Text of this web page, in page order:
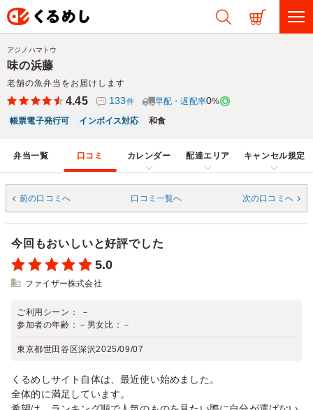
味の浜藤
老舗の魚弁当をお届けします
アジノハマトウ
4.45 133件 早配・遅配率0%
帳票電子発行可
インボイス対応 和食
弁当一覧 口コミ カレンダー 配達エリア キャンセル規定
前の口コミへ 口コミ一覧へ 次の口コミへ
今回もおいしいと好評でした
5.0
ファイザー株式会社
ご利用シーン：
－
参加者の年齢： － 男女比： －
東京都世田谷区深沢2025/09/07
くるめしサイト自体は、最近使い始めました。
全体的に満足しています。